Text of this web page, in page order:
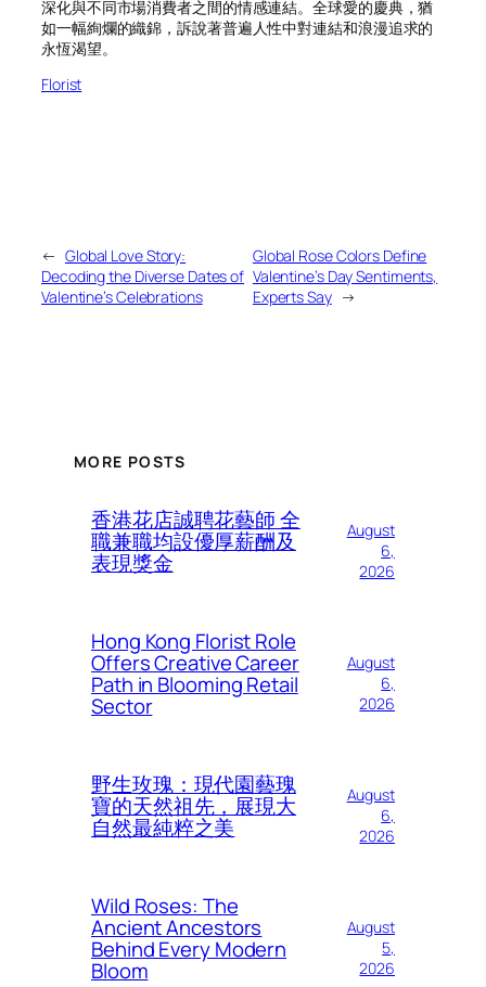
深化與不同市場消費者之間的情感連結。全球愛的慶典，猶
如一幅絢爛的織錦，訴說著普遍人性中對連結和浪漫追求的
永恆渴望。
Florist
← Global Love Story:
Decoding the Diverse Dates of
Valentine’s Celebrations
Global Rose Colors Define
Valentine’s Day Sentiments,
Experts Say →
MORE POSTS
香港花店誠聘花藝師 全
職兼職均設優厚薪酬及
表現獎金
August
6,
2026
Hong Kong Florist Role
Offers Creative Career
Path in Blooming Retail
Sector
August
6,
2026
野生玫瑰：現代園藝瑰
寶的天然祖先，展現大
自然最純粹之美
August
6,
2026
Wild Roses: The
Ancient Ancestors
Behind Every Modern
Bloom
August
5,
2026